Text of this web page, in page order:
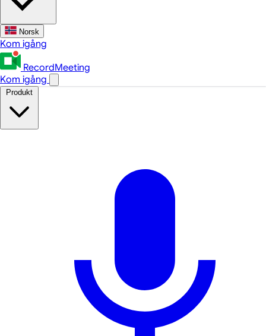
Norsk
Kom igång
RecordMeeting
Kom igång